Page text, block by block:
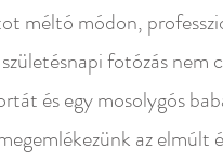
méltó módon,
fotózás nem
és egy mosolygós
az elmúlt